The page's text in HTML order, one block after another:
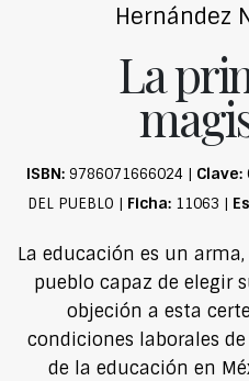
Hernández
La
ISBN: 9786071666024 | Clave:
DEL PUEBLO | Ficha:11063 |
La educación es un
pueblo capaz de elegir
objeción a esta
condiciones laborales
de la educación en